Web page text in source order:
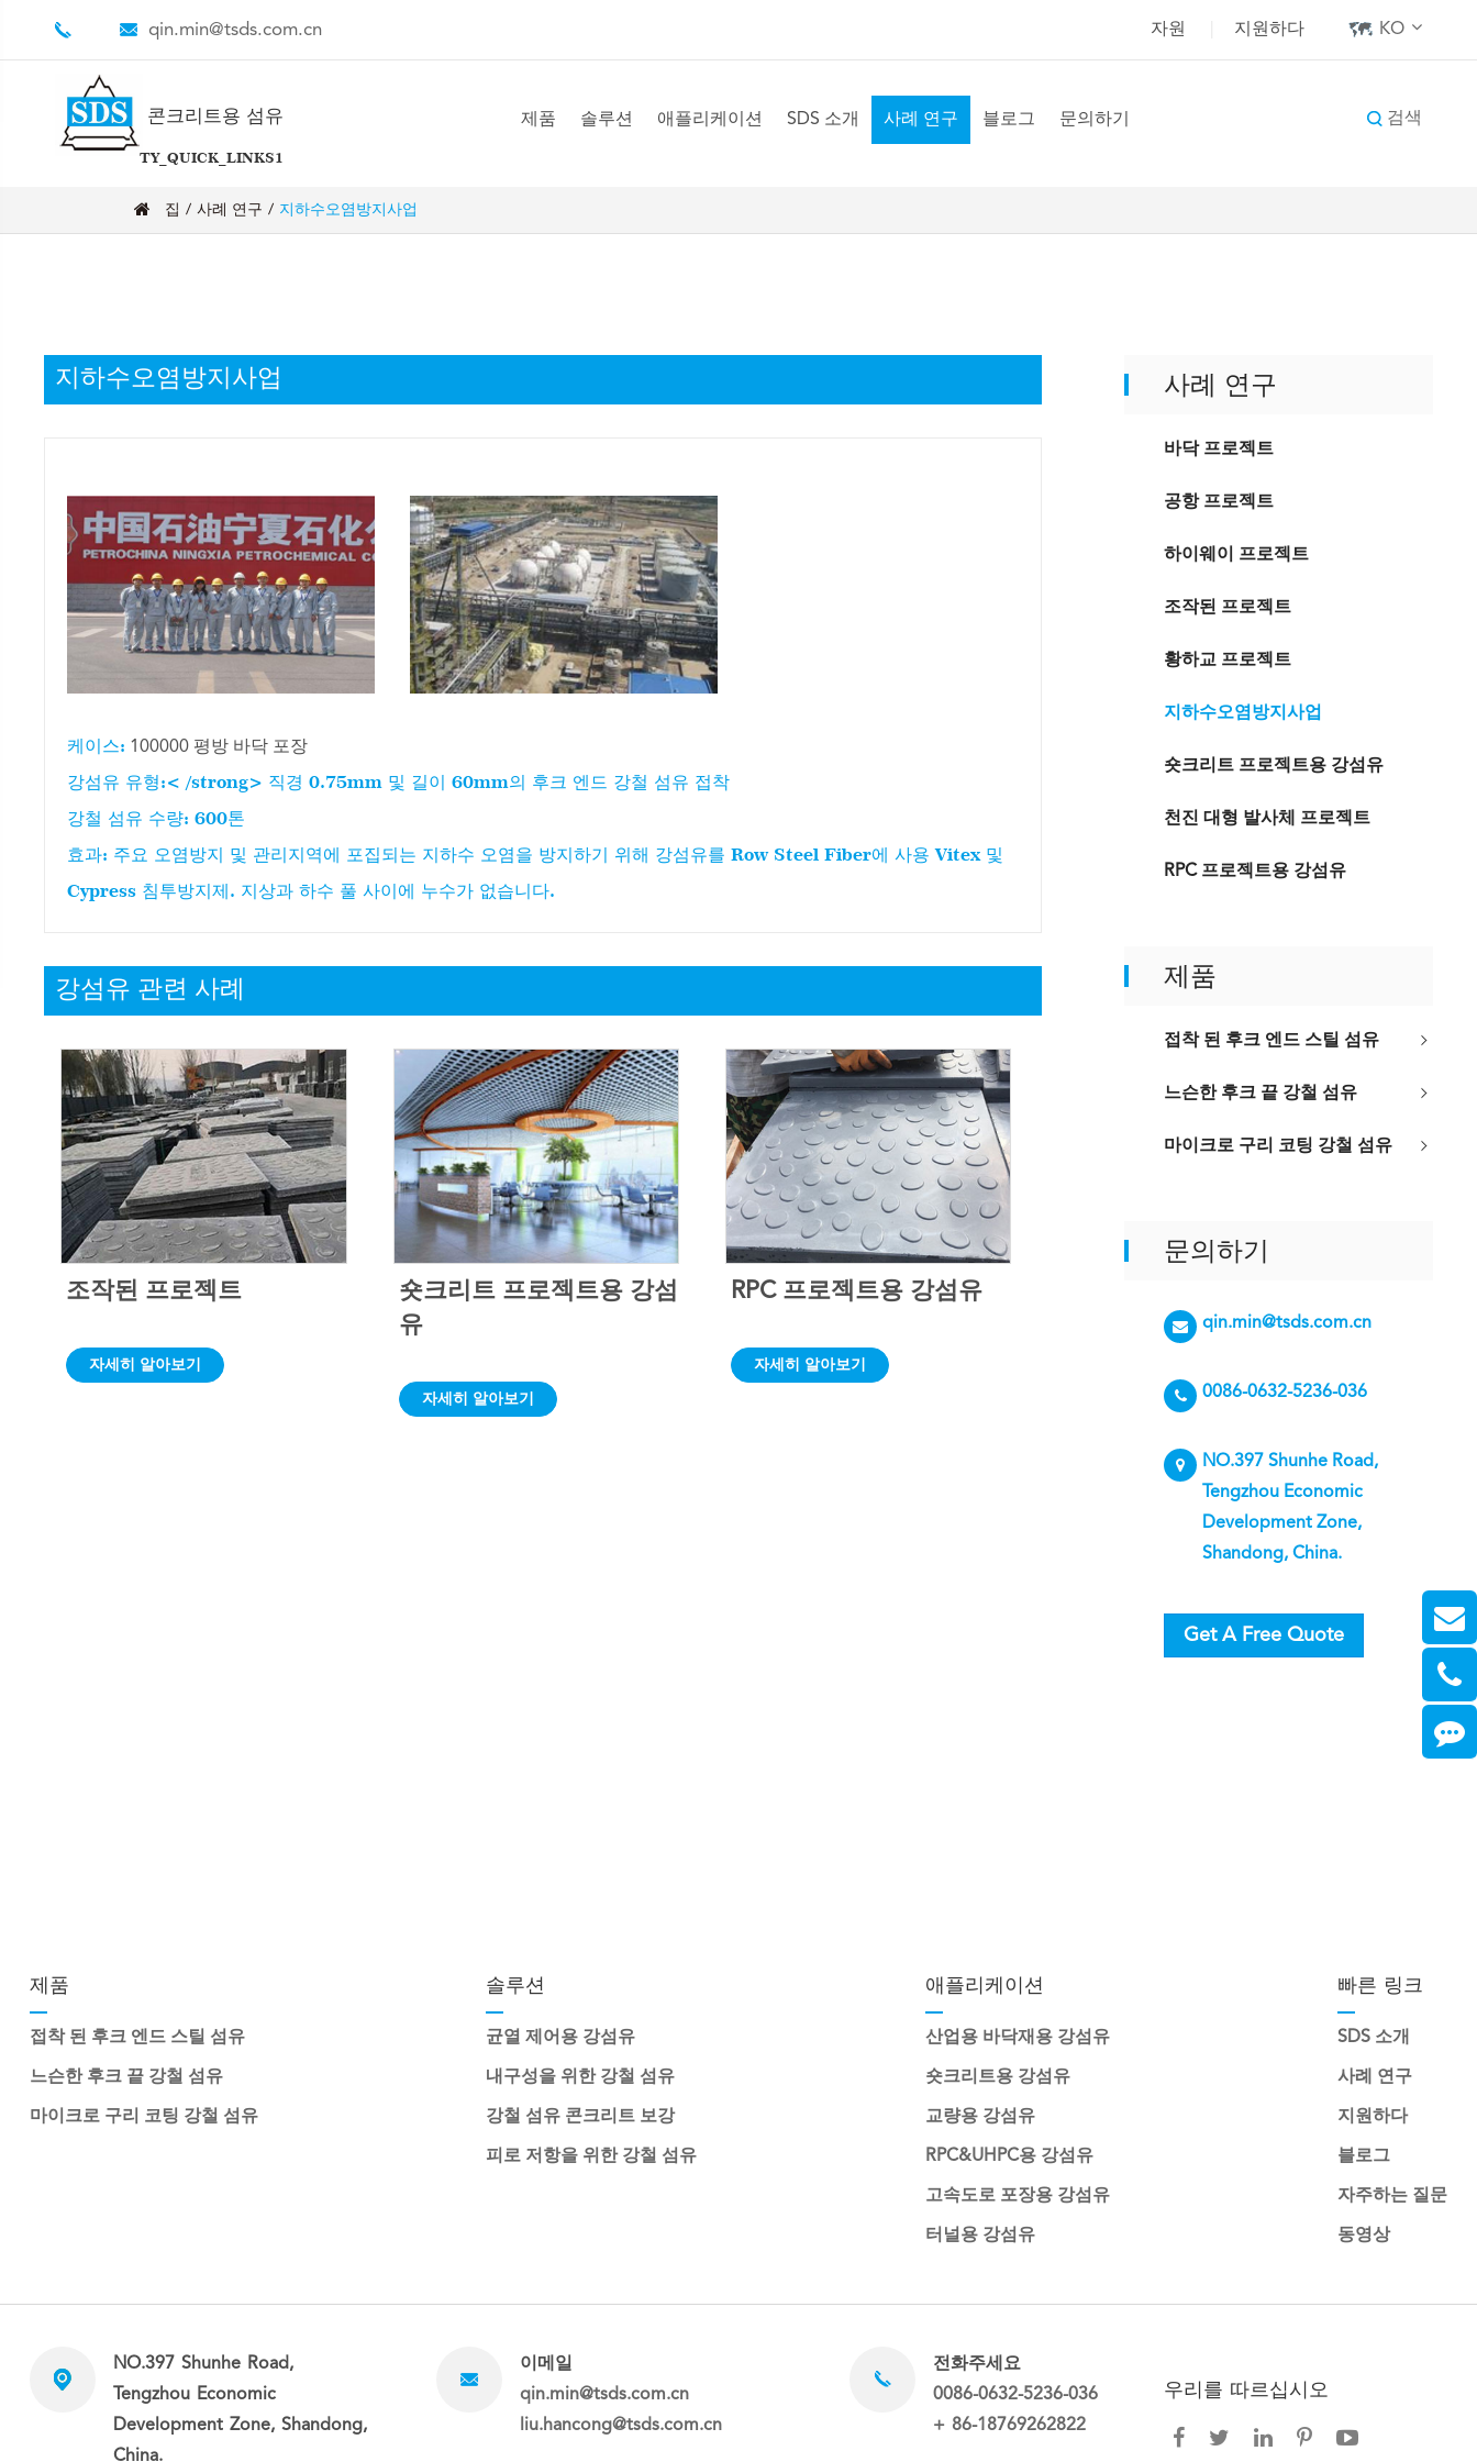
qin.min@tsds.com.cn 자원 지원하다 KO
콘크리트용 섬유
TY_QUICK_LINKS1
제품 솔루션 애플리케이션 SDS 소개 사례 연구 블로그 문의하기 검색
집 사례 연구 지하수오염방지사업
지하수오염방지사업
케이스: 100000 평방 바닥 포장
강섬유 유형:< /strong> 직경 0.75mm 및 길이 60mm의 후크 엔드 강철 섬유 접착
강철 섬유 수량: 600톤
효과: 주요 오염방지 및 관리지역에 포집되는 지하수 오염을 방지하기 위해 강섬유를 Row Steel Fiber에 사용 Vitex 및
Cypress 침투방지제. 지상과 하수 풀 사이에 누수가 없습니다.
강섬유 관련 사례
조작된 프로젝트
자세히 알아보기
숏크리트 프로젝트용 강섬
유
자세히 알아보기
RPC 프로젝트용 강섬유
자세히 알아보기
사례 연구
바닥 프로젝트
공항 프로젝트
하이웨이 프로젝트
조작된 프로젝트
황하교 프로젝트
지하수오염방지사업
숏크리트 프로젝트용 강섬유
천진 대형 발사체 프로젝트
RPC 프로젝트용 강섬유
제품
접착 된 후크 엔드 스틸 섬유
느슨한 후크 끝 강철 섬유
마이크로 구리 코팅 강철 섬유
문의하기
qin.min@tsds.com.cn
0086-0632-5236-036
NO.397 Shunhe Road,
Tengzhou Economic
Development Zone,
Shandong, China.
Get A Free Quote
제품
접착 된 후크 엔드 스틸 섬유
느슨한 후크 끝 강철 섬유
마이크로 구리 코팅 강철 섬유
솔루션
균열 제어용 강섬유
내구성을 위한 강철 섬유
강철 섬유 콘크리트 보강
피로 저항을 위한 강철 섬유
애플리케이션
산업용 바닥재용 강섬유
숏크리트용 강섬유
교량용 강섬유
RPC&UHPC용 강섬유
고속도로 포장용 강섬유
터널용 강섬유
빠른 링크
SDS 소개
사례 연구
지원하다
블로그
자주하는 질문
동영상
NO.397 Shunhe Road,
Tengzhou Economic
Development Zone, Shandong,
China.
이메일
qin.min@tsds.com.cn
liu.hancong@tsds.com.cn
전화주세요
0086-0632-5236-036
+ 86-18769262822
우리를 따르십시오